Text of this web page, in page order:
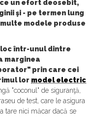
un efort deosebit,
şi - pe termen lung
modele produse
loc într-unul dintre
marginea
prin care cei
lor model electric
"coconul" de siguranţă,
de test, care le asigura
tare nici măcar dacă se